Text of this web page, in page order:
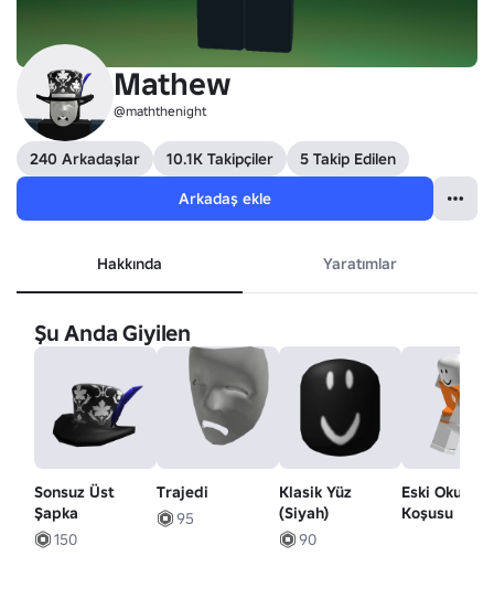
Mathew
@maththenight
240 Arkadaşlar 10.1K Takipçiler
5 Takip Edilen
Arkadaş ekle
Hakkında Yaratımlar
Şu Anda Giyilen
Sonsuz Üst
Şapka
150
Trajedi
95
Klasik Yüz
(Siyah)
90
Eski Okul
Koşusu